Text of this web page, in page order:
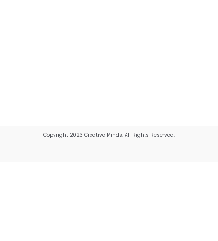
Copyright 2023 Creative Minds. All Rights Reserved.